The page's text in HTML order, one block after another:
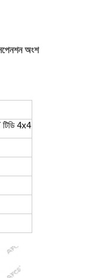
অংশ
টিডি 4x4